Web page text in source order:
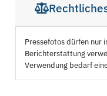
Pressefotos dürfen nur
Berichterstattung
Verwendung bedarf